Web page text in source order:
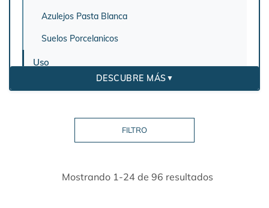
Azulejos Pasta Blanca
Suelos Porcelanicos
Uso
Mosaicos
DESCUBRE MÁS ▼
Mostrando 1-24 de 96 resultados